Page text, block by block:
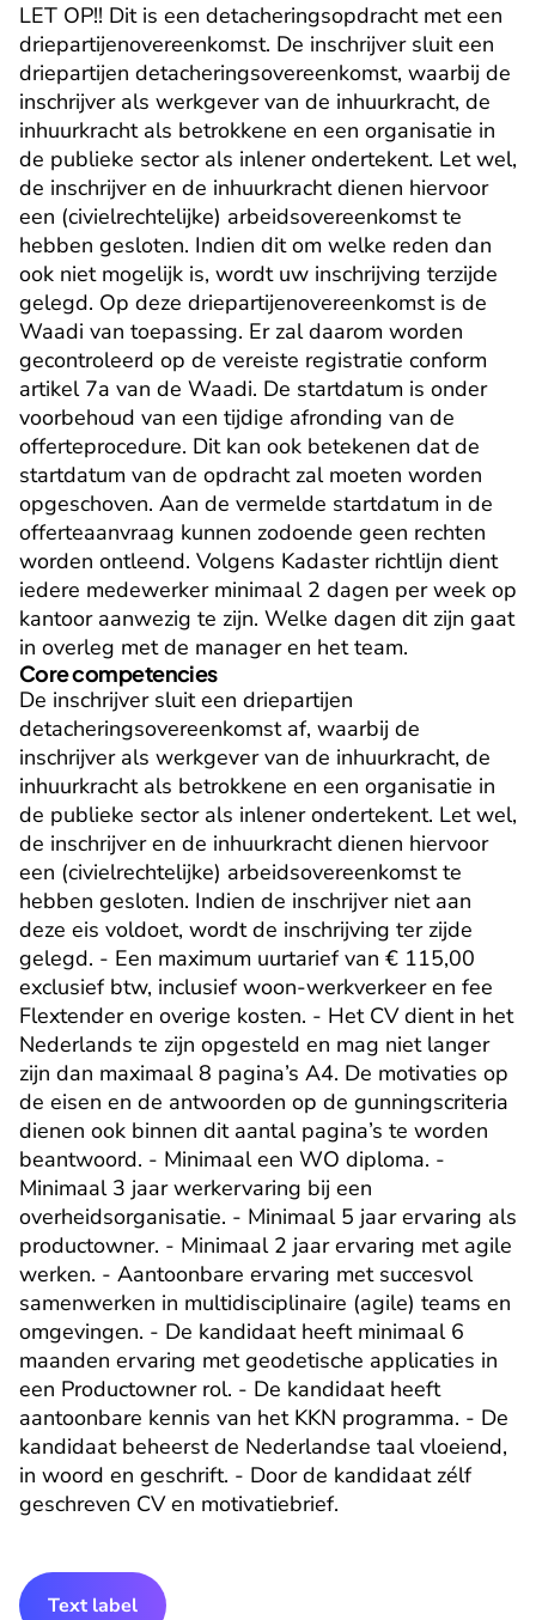
LET OP!! Dit is een detacheringsopdracht met een
driepartijenovereenkomst. De inschrijver sluit een
driepartijen detacheringsovereenkomst, waarbij de
inschrijver als werkgever van de inhuurkracht, de
inhuurkracht als betrokkene en een organisatie in
de publieke sector als inlener ondertekent. Let wel,
de inschrijver en de inhuurkracht dienen hiervoor
een (civielrechtelijke) arbeidsovereenkomst te
hebben gesloten. Indien dit om welke reden dan
ook niet mogelijk is, wordt uw inschrijving terzijde
gelegd. Op deze driepartijenovereenkomst is de
Waadi van toepassing. Er zal daarom worden
gecontroleerd op de vereiste registratie conform
artikel 7a van de Waadi. De startdatum is onder
voorbehoud van een tijdige afronding van de
offerteprocedure. Dit kan ook betekenen dat de
startdatum van de opdracht zal moeten worden
opgeschoven. Aan de vermelde startdatum in de
offerteaanvraag kunnen zodoende geen rechten
worden ontleend. Volgens Kadaster richtlijn dient
iedere medewerker minimaal 2 dagen per week op
kantoor aanwezig te zijn. Welke dagen dit zijn gaat
in overleg met de manager en het team.
Core competencies
De inschrijver sluit een driepartijen
detacheringsovereenkomst af, waarbij de
inschrijver als werkgever van de inhuurkracht, de
inhuurkracht als betrokkene en een organisatie in
de publieke sector als inlener ondertekent. Let wel,
de inschrijver en de inhuurkracht dienen hiervoor
een (civielrechtelijke) arbeidsovereenkomst te
hebben gesloten. Indien de inschrijver niet aan
deze eis voldoet, wordt de inschrijving ter zijde
gelegd. - Een maximum uurtarief van € 115,00
exclusief btw, inclusief woon-werkverkeer en fee
Flextender en overige kosten. - Het CV dient in het
Nederlands te zijn opgesteld en mag niet langer
zijn dan maximaal 8 pagina’s A4. De motivaties op
de eisen en de antwoorden op de gunningscriteria
dienen ook binnen dit aantal pagina’s te worden
beantwoord. - Minimaal een WO diploma. -
Minimaal 3 jaar werkervaring bij een
overheidsorganisatie. - Minimaal 5 jaar ervaring als
productowner. - Minimaal 2 jaar ervaring met agile
werken. - Aantoonbare ervaring met succesvol
samenwerken in multidisciplinaire (agile) teams en
omgevingen. - De kandidaat heeft minimaal 6
maanden ervaring met geodetische applicaties in
een Productowner rol. - De kandidaat heeft
aantoonbare kennis van het KKN programma. - De
kandidaat beheerst de Nederlandse taal vloeiend,
in woord en geschrift. - Door de kandidaat zélf
geschreven CV en motivatiebrief.
Text label